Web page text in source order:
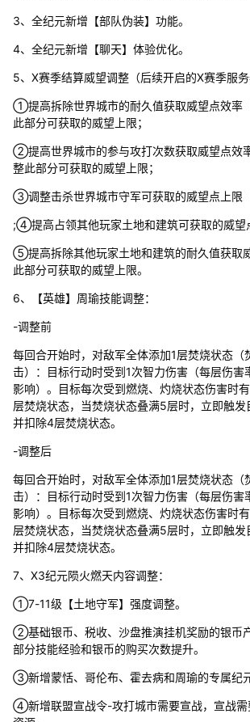
3、全纪元新增【部队伪装】功能。
4、全纪元新增【聊天】体验优化。
5、X赛季结算威望调整（后续开启的X赛季服务
①提高拆除世界城市的耐久值获取威望点效率
此部分可获取的威望上限；
②提高世界城市的参与攻打次数获取威望点效
整此部分可获取的威望上限；
③调整击杀世界城市守军可获取的威望点上限
;④提高占领其他玩家土地和建筑可获取的威望
⑤提高拆除其他玩家土地和建筑的耐久值获取
此部分可获取的威望上限。
6、【英雄】周瑜技能调整：
-调整前
每回合开始时，对敌军全体添加1层焚烧状态（
击）：目标行动时受到1次智力伤害（每层伤害
影响）。目标每次受到燃烧、灼烧状态伤害时
层焚烧状态，当焚烧状态叠满5层时，立即触发
并扣除4层焚烧状态。
-调整后
每回合开始时，对敌军全体添加1层焚烧状态（
击）：目标行动时受到1次智力伤害（每层伤害
影响）。目标每次受到燃烧、灼烧状态伤害时
层焚烧状态，当焚烧状态叠满5层时，立即触发
并扣除4层焚烧状态。
7、X3纪元陨火燃天内容调整：
①7-11级【土地守军】强度调整。
②基础银币、税收、沙盘推演挂机奖励的银币
部分技能经验和银币的购买次数提升。
③新增蒙恬、哥伦布、霍去病和周瑜的专属纪元
④新增联盟宣战令-攻打城市需要宣战，宣战需